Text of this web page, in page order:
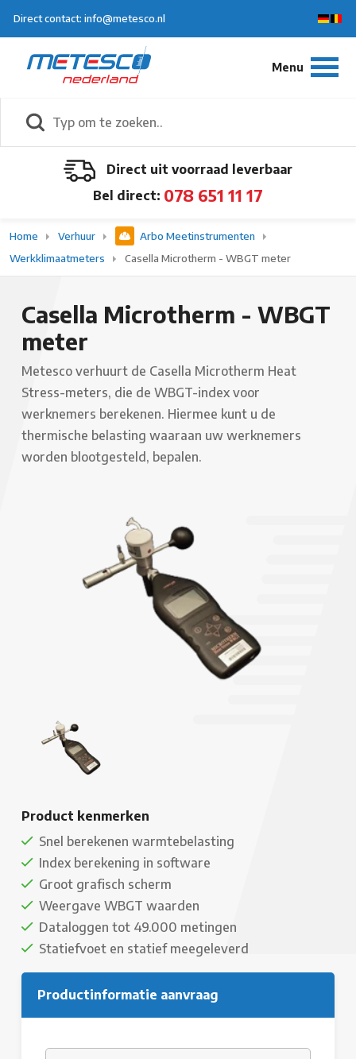
Direct contact: info@metesco.nl
Direct uit voorraad leverbaar
Bel direct: 078 651 11 17
Home Verhuur
Arbo Meetinstrumenten
Werkklimaatmeters
Casella Microtherm - WBGT meter
Casella Microtherm - WBGT
meter
Metesco verhuurt de Casella Microtherm Heat
Stress-meters, die de WBGT-index voor
werknemers berekenen. Hiermee kunt u de
thermische belasting waaraan uw werknemers
worden blootgesteld, bepalen.
Product kenmerken
Snel berekenen warmtebelasting
Index berekening in software
Groot grafisch scherm
Weergave WBGT waarden
Dataloggen tot 49.000 metingen
Statiefvoet en statief meegeleverd
Productinformatie aanvraag